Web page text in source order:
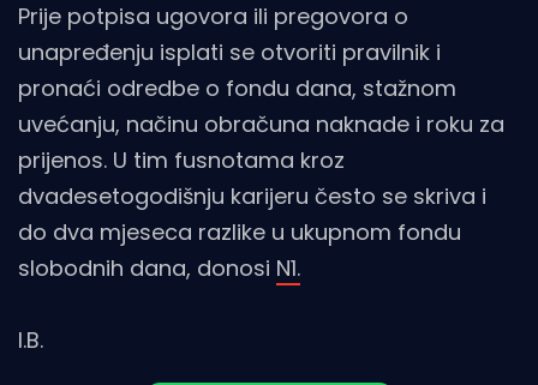
Prije potpisa ugovora ili pregovora o
unapređenju isplati se otvoriti pravilnik i
pronaći odredbe o fondu dana, stažnom
uvećanju, načinu obračuna naknade i roku za
prijenos. U tim fusnotama kroz
dvadesetogodišnju karijeru često se skriva i
do dva mjeseca razlike u ukupnom fondu
slobodnih dana, donosi N1.
I.B.